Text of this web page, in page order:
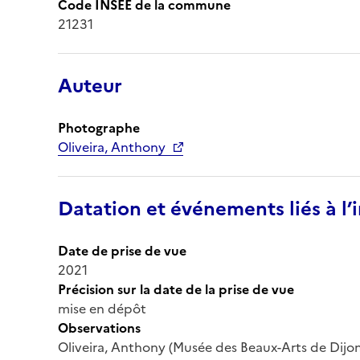
Code INSEE de la commune
21231
Auteur
Photographe
Oliveira, Anthony
Datation et événements liés à
Date de prise de vue
2021
Précision sur la date de la prise de vue
mise en dépôt
Observations
Oliveira, Anthony (Musée des Beaux-Arts de